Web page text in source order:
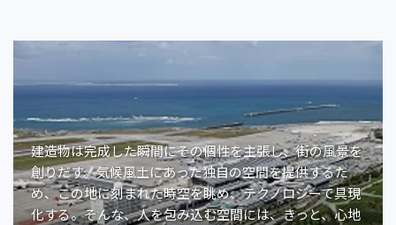
建造物は完成した瞬間にその個性を主張し、街の風景を
創りだす。気候風土にあった独自の空間を提供するた
め、この地に刻まれた時空を眺め、テクノロジーで具現
化する。そんな、人を包み込む空間には、きっと、心地